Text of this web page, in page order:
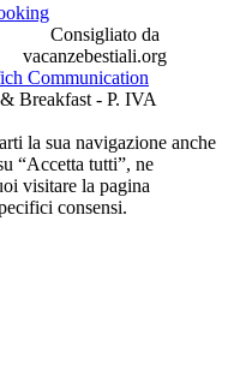
Communication
Breakfast - P. IVA
la sua navigazione anche
“Accetta tutti”, ne
visitare la pagina
consensi.